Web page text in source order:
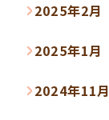
2025年2月
2025年1月
2024年11月